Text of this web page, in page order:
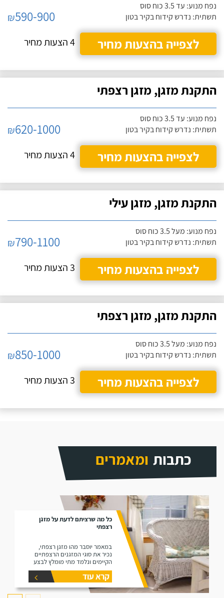
נפח מנוע: עד 3.5 כוח סוס
תשתית: נדרש קידוח בקיר בטון
₪590-900
לצפייה בהצעות מחיר
4 הצעות מחיר
התקנת מזגן, מזגן רצפתי
נפח מנוע: עד 3.5 כוח סוס
תשתית: נדרש קידוח בקיר בטון
₪620-1000
לצפייה בהצעות מחיר
4 הצעות מחיר
התקנת מזגן, מזגן עילי
נפח מנוע: מעל 3.5 כוח סוס
תשתית: נדרש קידוח בקיר בטון
₪790-1100
לצפייה בהצעות מחיר
3 הצעות מחיר
התקנת מזגן, מזגן רצפתי
נפח מנוע: מעל 3.5 כוח סוס
תשתית: נדרש קידוח בקיר בטון
₪850-1000
לצפייה בהצעות מחיר
3 הצעות מחיר
כתבות ומאמרים
כל מה שרציתם לדעת על מזגן
רצפתי
במאמר יוסבר מהו מזגן רצפתי,
נכיר את סוגי המזגנים הרצפתיים
הקיימים ונלמד מתי מומלץ לבצע
התקנה.
קרא עוד